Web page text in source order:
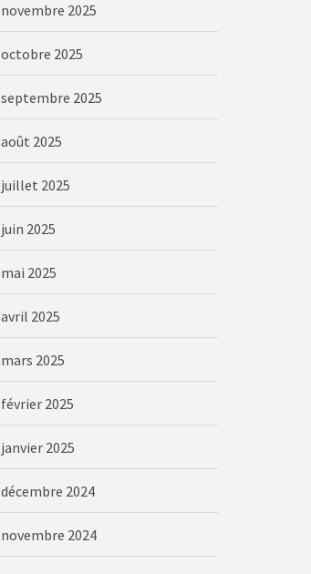
novembre 2025
octobre 2025
septembre 2025
août 2025
juillet 2025
juin 2025
mai 2025
avril 2025
mars 2025
février 2025
janvier 2025
décembre 2024
novembre 2024